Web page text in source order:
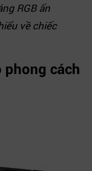
RGB ấn
về chiếc
phong cách